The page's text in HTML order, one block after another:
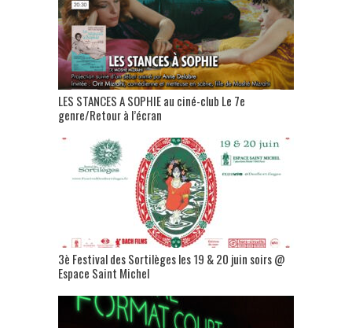
LES STANCES A SOPHIE au ciné-club Le 7e
genre/Retour à l’écran
3è Festival des Sortilèges les 19 & 20 juin soirs @
Espace Saint Michel